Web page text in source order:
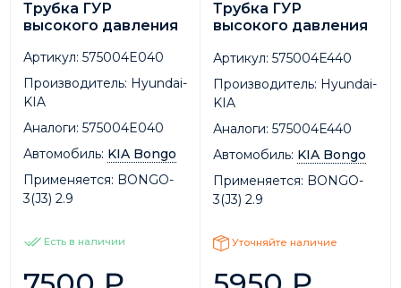
Трубка ГУР
высокого давления
Артикул: 575004E040
Производитель: Hyundai-
KIA
Аналоги: 575004E040
Автомобиль: KIA Bongo
Применяется: BONGO-
3(J3) 2.9
Есть в наличии
Трубка ГУР
высокого давления
Артикул: 575004E440
Производитель: Hyundai-
KIA
Аналоги: 575004E440
Автомобиль: KIA Bongo
Применяется: BONGO-
3(J3) 2.9
Уточняйте наличие